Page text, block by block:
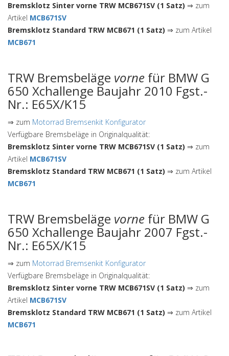
Bremsklotz Sinter vorne TRW MCB671SV (1 Satz) ⇒ zum
Artikel MCB671SV
Bremsklotz Standard TRW MCB671 (1 Satz) ⇒ zum Artikel
MCB671
TRW Bremsbeläge vorne für BMW G
650 Xchallenge Baujahr 2010 Fgst.-
Nr.: E65X/K15
⇒ zum Motorrad Bremsenkit Konfigurator
Verfügbare Bremsbeläge in Originalqualität:
Bremsklotz Sinter vorne TRW MCB671SV (1 Satz) ⇒ zum
Artikel MCB671SV
Bremsklotz Standard TRW MCB671 (1 Satz) ⇒ zum Artikel
MCB671
TRW Bremsbeläge vorne für BMW G
650 Xchallenge Baujahr 2007 Fgst.-
Nr.: E65X/K15
⇒ zum Motorrad Bremsenkit Konfigurator
Verfügbare Bremsbeläge in Originalqualität:
Bremsklotz Sinter vorne TRW MCB671SV (1 Satz) ⇒ zum
Artikel MCB671SV
Bremsklotz Standard TRW MCB671 (1 Satz) ⇒ zum Artikel
MCB671